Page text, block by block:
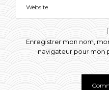
Enregistrer mon nom,
navigateur pour mon